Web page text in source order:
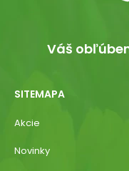
Váš
SITEMAPA
Akcie
Novinky